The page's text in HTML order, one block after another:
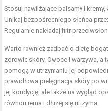
Stosuj nawilżające balsamy i kremy,
Unikaj bezpośredniego słońca
Regularnie nakładaj filtr
Warto również zadbać o dietę
zdrowie skóry. Owoce i warzywa,
pomogą w utrzymaniu jej
prawidłowa pielęgnacja skóry po
jej kondycję, ale także na wygląd
równomierna i dłużej się utrzyma.